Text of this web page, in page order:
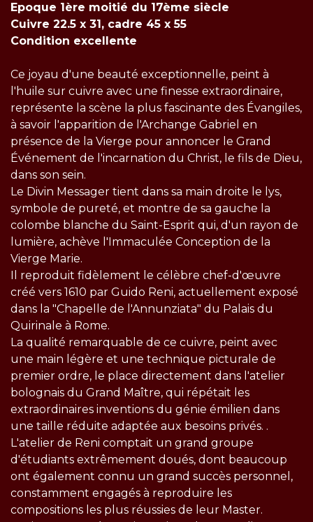
Epoque 1ère moitié du 17ème siècle
Cuivre 22.5 x 31, cadre 45 x 55
Condition excellente
Ce joyau d'une beauté exceptionnelle, peint à
l'huile sur cuivre avec une finesse extraordinaire,
représente la scène la plus fascinante des Évangiles,
à savoir l'apparition de l'Archange Gabriel en
présence de la Vierge pour annoncer le Grand
Événement de l'incarnation du Christ, le fils de Dieu,
dans son sein.
Le Divin Messager tient dans sa main droite le lys,
symbole de pureté, et montre de sa gauche la
colombe blanche du Saint-Esprit qui, d'un rayon de
lumière, achève l'Immaculée Conception de la
Vierge Marie.
Il reproduit fidèlement le célèbre chef-d'œuvre
créé vers 1610 par Guido Reni, actuellement exposé
dans la "Chapelle de l'Annunziata" du Palais du
Quirinale à Rome.
La qualité remarquable de ce cuivre, peint avec
une main légère et une technique picturale de
premier ordre, le place directement dans l'atelier
bolognais du Grand Maître, qui répétait les
extraordinaires inventions du génie émilien dans
une taille réduite adaptée aux besoins privés. .
L'atelier de Reni comptait un grand groupe
d'étudiants extrêmement doués, dont beaucoup
ont également connu un grand succès personnel,
constamment engagés à reproduire les
compositions les plus réussies de leur Master.